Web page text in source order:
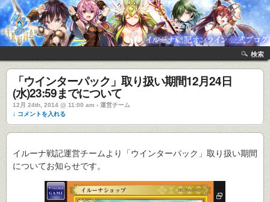
検索
「ウインターパック」取り扱い期間12月24日
(水)23:59までについて
12月 24th, 2014 @ 11:00 am › 運営チーム
↓ コメントを入れる
イルーナ戦記運営チームより「ウインターパック」取り扱い期間
についてお知らせです。